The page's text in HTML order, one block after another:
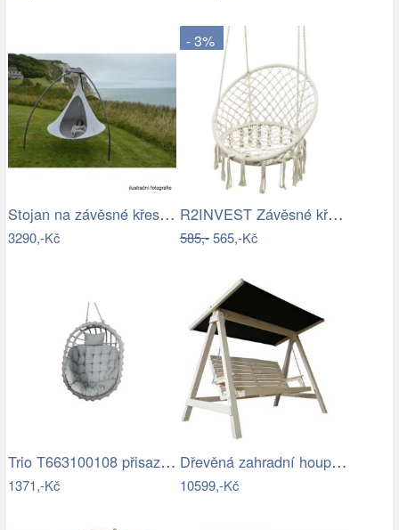
Stojan na závěsné křeslo HAKI Tempo…
3290,-Kč
- 3%
R2INVEST Závěsné křeslo s třásněmi…
585,-565,-Kč
Trio T663100108 přisazené stropní…
1371,-Kč
Dřevěná zahradní houpačka Lucas pro 4…
10599,-Kč